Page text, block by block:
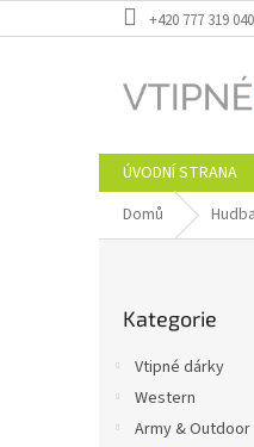
na
+420 777 319 040
ÚVODNÍ STRANA
Domů
kategorie
Kategorie
Vtipné dárky
Western
Army & Outdoor